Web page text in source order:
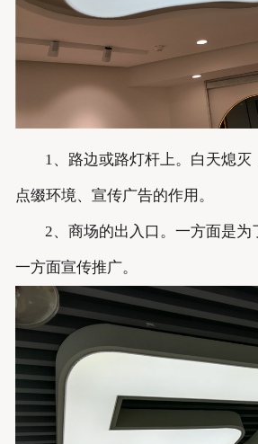
1、路边或路灯杆上。白天熄灭
点缀环境、宣传广告的作用。
2、商场的出入口。一方面是为
一方面宣传推广。